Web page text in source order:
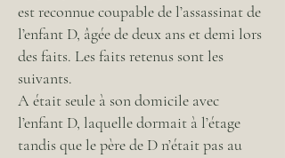
est reconnue coupable de l’assassinat de
l’enfant D, âgée de deux ans et demi lors
des faits. Les faits retenus sont les
suivants.
A était seule à son domicile avec
l’enfant D, laquelle dormait à l’étage
tandis que le père de D n’était pas au